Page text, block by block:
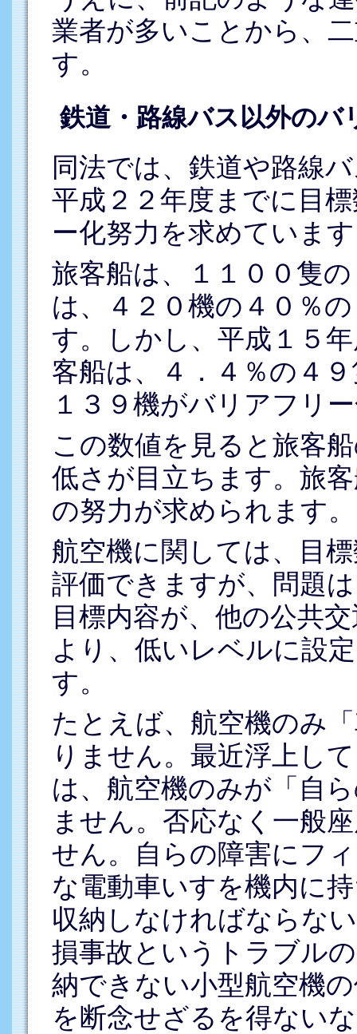
業者が多いことから、
す。
鉄道・路線バス以外のバ
同法では、鉄道や路線
平成２２年度までに目
ー化努力を求めていま
旅客船は、１１００隻
は、４２０機の４０％
す。しかし、平成１５
客船は、４．４％の４
１３９機がバリアフリ
この数値を見ると旅客
低さが目立ちます。旅
の努力が求められます。
航空機に関しては、目
評価できますが、問題
目標内容が、他の公共
より、低いレベルに設
す。
たとえば、航空機のみ
りません。最近浮上し
は、航空機のみが「自
ません。否応なく一般
せん。自らの障害にフ
な電動車いすを機内に
収納しなければならな
損事故というトラブル
納できない小型航空機
を断念せざるを得ない